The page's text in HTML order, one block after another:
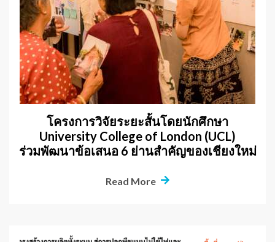
โครงการวิจัยระยะสั้นโดยนักศึกษา
University College of London (UCL)
ร่วมพัฒนาข้อเสนอ 6 ย่านสำคัญของเชียงใหม่
Read More